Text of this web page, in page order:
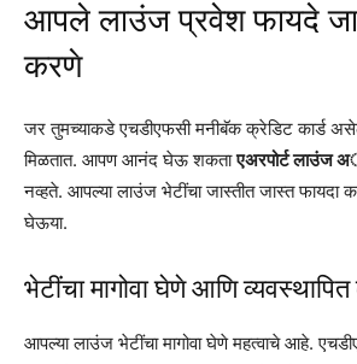
Honest
Review)"
from
आपले लाउंज प्रवेश फायदे
करणे
जर तुमच्याकडे एचडीएफसी मनीबॅक क्रेडिट कार्ड
मिळतात. आपण आनंद घेऊ शकताएअरपोर्ट लाउंज
नव्हते. आपल्या लाउंज भेटींचा जास्तीत जास्त फायदा
घेऊया.
भेटींचा मागोवा घेणे आणि
आपल्या लाउंज भेटींचा मागोवा घेणे महत्वाचे आहे.